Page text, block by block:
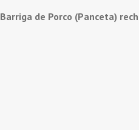
Barriga de Porco (Panceta)